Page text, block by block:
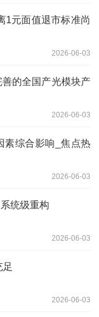
1元面值退市标准尚
2026-06-03
的全国产光模块产
2026-06-03
素综合影响_焦点热
2026-06-03
统级重构
2026-06-03
足
2026-06-03